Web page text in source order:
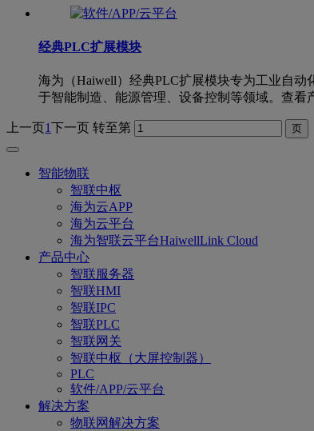
经典PLC扩展模块
海为（Haiwell）经典PLC扩展模块专为工业自
于智能制造、能源管理、设备控制等领域。查看
上一页1下一页 转至第
智能物联
智联中枢
海为云APP
海为云平台
海为智联云平台HaiwellLink Cloud
产品中心
智联服务器
智联HMI
智联IPC
智联PLC
智联网关
智联中枢（大屏控制器）
PLC
软件/APP/云平台
解决方案
物联网解决方案